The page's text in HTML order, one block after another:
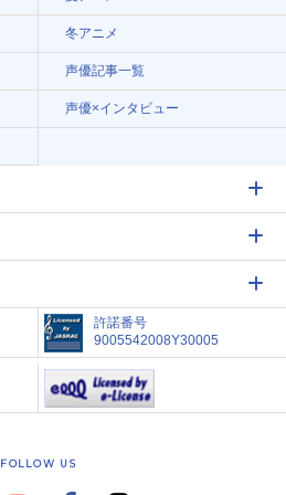
冬アニメ
声優記事一覧
声優×インタビュー
許諾番号
9005542008Y30005
FOLLOW US